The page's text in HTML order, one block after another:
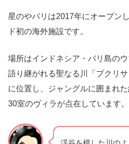
星のやバリは2017年にオープン
ド初の海外施設です。
場所はインドネシア・バリ島の
語り継がれる聖なる川「プクリ
に位置し、ジャングルに囲まれ
30室のヴィラが点在しています。